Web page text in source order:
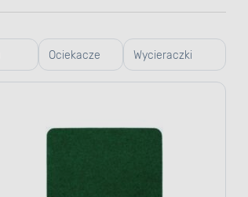
Ociekacze Wycieraczki